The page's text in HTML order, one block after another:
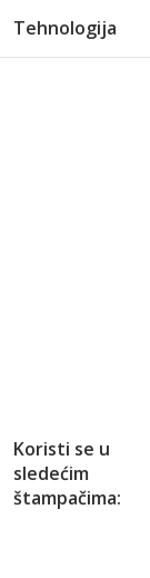
Tehnologija
Koristi se u
sledećim
štampačima: